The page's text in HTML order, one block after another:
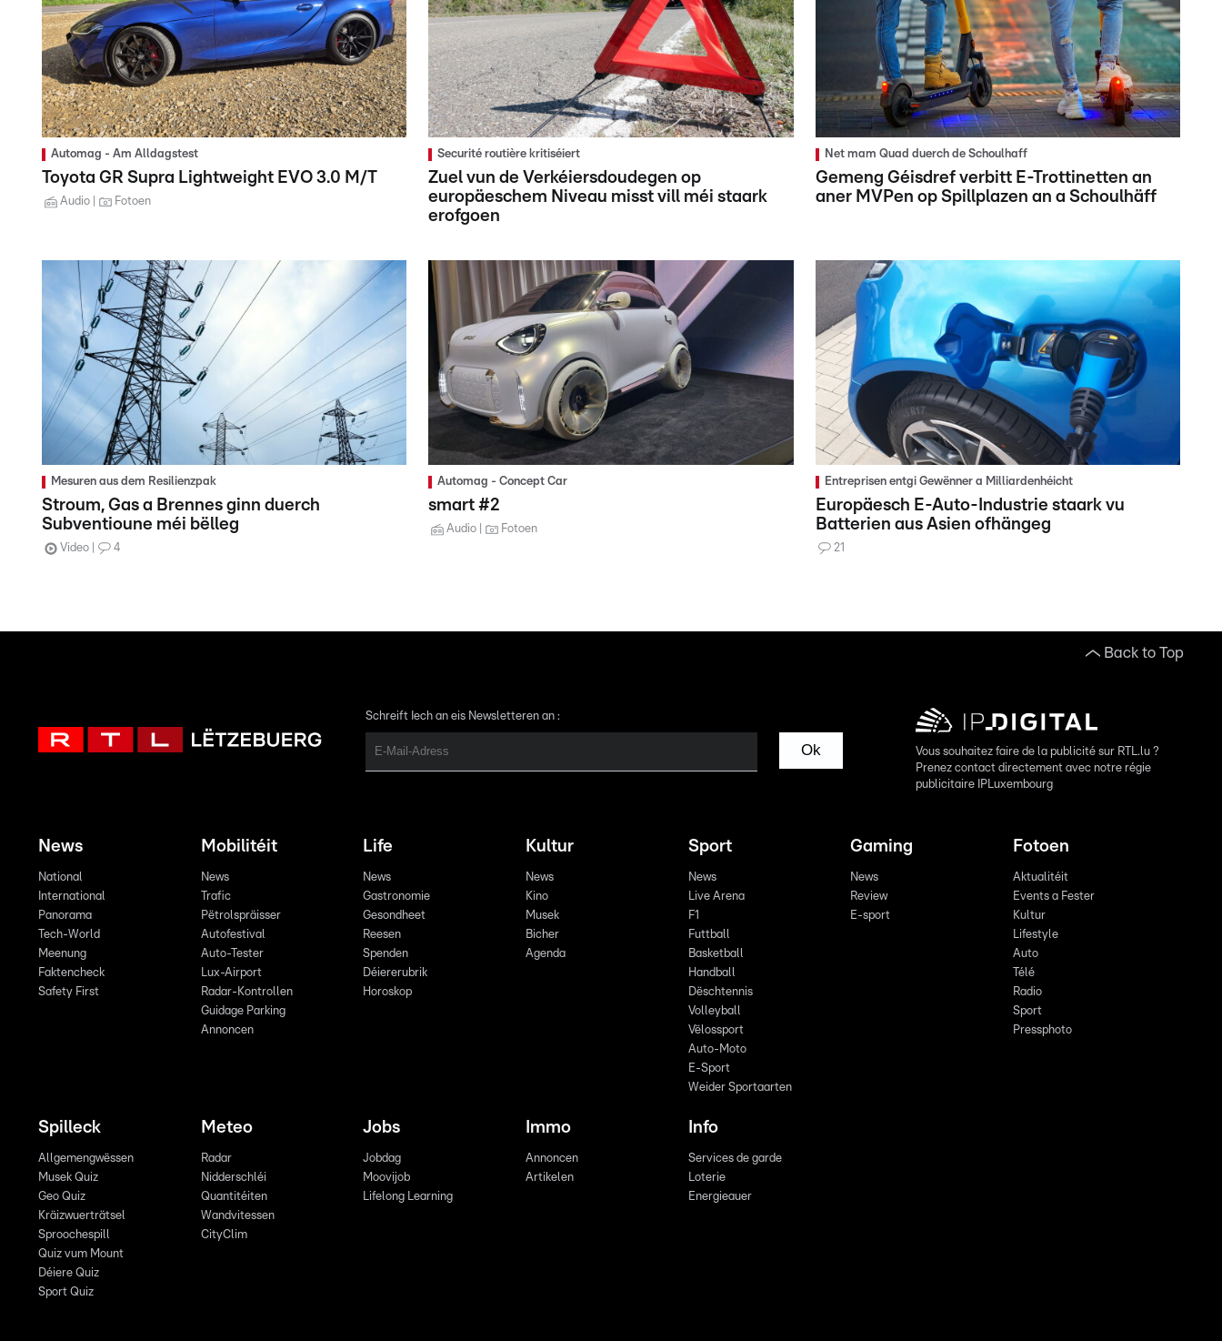
Automag - Am Alldagstest
Toyota GR Supra Lightweight EVO 3.0 M/T
Audio Fotoen
Securité routière kritiséiert
Zuel vun de Verkéiersdoudegen op
europäeschem Niveau misst vill méi staark
erofgoen
Net mam Quad duerch de Schoulhaff
Gemeng Géisdref verbitt E-Trottinetten an
aner MVPen op Spillplazen an a Schoulhäff
Mesuren aus dem Resilienzpak
Stroum, Gas a Brennes ginn duerch
Subventioune méi bëlleg
Video 4
Automag - Concept Car
smart #2
Audio Fotoen
Entreprisen entgi Gewënner a Milliardenhéicht
Europäesch E-Auto-Industrie staark vu
Batterien aus Asien ofhängeg
21
Back to Top
Schreift Iech an eis Newsletteren an :
Ok
Vous souhaitez faire de la publicité sur RTL.lu ?
Prenez contact directement avec notre régie
publicitaire IPLuxembourg
News
National
International
Panorama
Tech-World
Meenung
Faktencheck
Safety First
Mobilitéit
News
Trafic
Pëtrolspräisser
Autofestival
Auto-Tester
Lux-Airport
Radar-Kontrollen
Guidage Parking
Annoncen
Life
News
Gastronomie
Gesondheet
Reesen
Spenden
Déiererubrik
Horoskop
Kultur
News
Kino
Musek
Bicher
Agenda
Sport
News
Live Arena
F1
Futtball
Basketball
Handball
Dëschtennis
Volleyball
Vëlossport
Auto-Moto
E-Sport
Weider Sportaarten
Gaming
News
Review
E-sport
Fotoen
Aktualitéit
Events a Fester
Kultur
Lifestyle
Auto
Télé
Radio
Sport
Pressphoto
Spilleck
Allgemengwëssen
Musek Quiz
Geo Quiz
Kräizwuerträtsel
Sproochespill
Quiz vum Mount
Déiere Quiz
Sport Quiz
Meteo
Radar
Nidderschléi
Quantitéiten
Wandvitessen
CityClim
Jobs
Jobdag
Moovijob
Lifelong Learning
Immo
Annoncen
Artikelen
Info
Services de garde
Loterie
Energieauer